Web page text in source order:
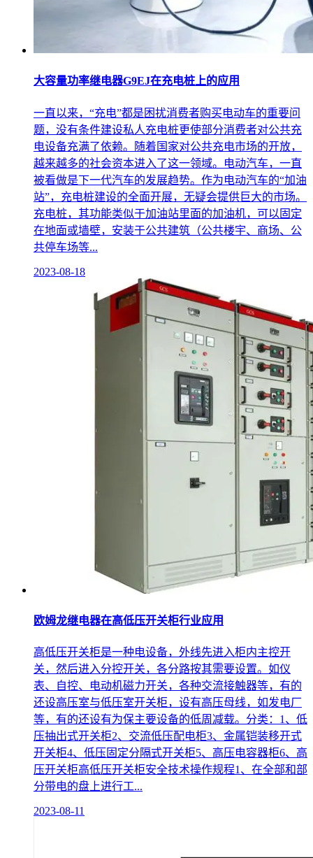
大容量功率继电器G9EJ在充电桩上的应用
一直以来，“充电”都是困扰消费者购买电动车的重要问
题，没有条件建设私人充电桩更使部分消费者对公共充
电设备充满了依赖。随着国家对公共充电市场的开放，
越来越多的社会资本进入了这一领域。电动汽车，一直
被看做是下一代汽车的发展趋势。作为电动汽车的“加油
站”，充电桩建设的全面开展，无疑会提供巨大的市场。
充电桩，其功能类似于加油站里面的加油机，可以固定
在地面或墙壁，安装于公共建筑（公共楼宇、商场、公
共停车场等...
2023-08-18
欧姆龙继电器在高低压开关柜行业应用
高低压开关柜是一种电设备，外线先进入柜内主控开
关，然后进入分控开关，各分路按其需要设置。如仪
表、自控、电动机磁力开关，各种交流接触器等，有的
还设高压室与低压室开关柜，设有高压母线，如发电厂
等，有的还设有为保主要设备的低周减载。分类：1、低
压抽出式开关柜2、交流低压配电柜3、金属铠装移开式
开关柜4、低压固定分隔式开关柜5、高压电容器柜6、高
压开关柜高低压开关柜安全技术操作规程1、在全部和部
分带电的盘上进行工...
2023-08-11